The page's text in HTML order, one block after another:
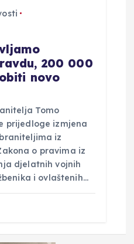
200 000
novo
Tomo
prijedloge izmjena
iz
o pravima iz
djelatnih vojnih
i ovlaštenih…